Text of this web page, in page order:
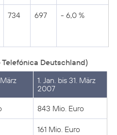
734 697 - 6,0 %
Deutschland)
1. Jan. bis 31. März
2007
843 Mio. Euro
161 Mio. Euro